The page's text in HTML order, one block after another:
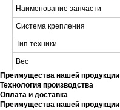
Наименование запчасти
Система крепления
Тип техники
Вес
Преимущества нашей продукции
Технология производства
Оплата и доставка
Преимущества нашей продукции